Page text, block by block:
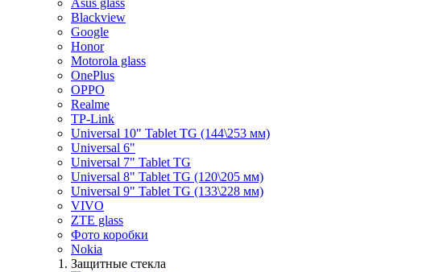
Asus glass
Blackview
Google
Honor
Motorola glass
OnePlus
OPPO
Realme
TP-Link
Universal 10" Tablet TG (144\253 мм)
Universal 6"
Universal 7" Tablet TG
Universal 8" Tablet TG (120\205 мм)
Universal 9" Tablet TG (133\228 мм)
VIVO
ZTE glass
Фото коробки
Nokia
Защитные стекла